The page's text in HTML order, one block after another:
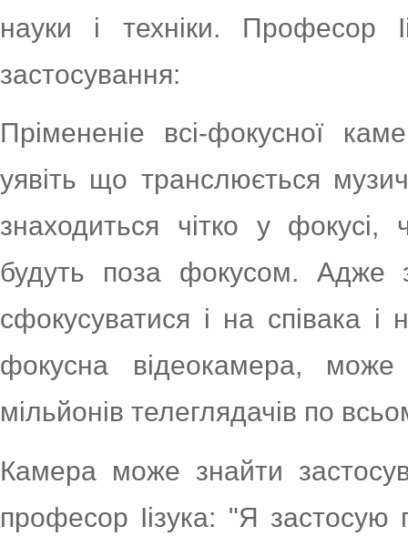
науки і техніки. Професор
застосування:
Прімененіе всі-фокусної
уявіть що транслюється
знаходиться чітко у
будуть поза фокусом. Адже
сфокусуватися і на співака
фокусна відеокамера, може
мільйонів телеглядачів по
Камера може знайти
професор Іізука: "Я